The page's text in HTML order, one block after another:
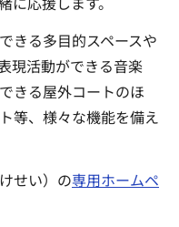
きる多目的スペースや
現活動ができる音楽
きる屋外コートのほ
等、様々な機能を備え
せい）の専用ホームペ